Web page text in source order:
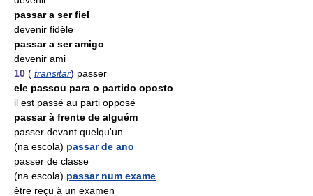
passar a ser fiel
devenir fidèle
passar a ser amigo
devenir ami
10 ( transitar) passer
ele passou para o partido oposto
il est passé au parti opposé
passar à frente de alguém
passer devant quelqu'un
(na escola) passar de ano
passer de classe
(na escola) passar num exame
être reçu à un examen